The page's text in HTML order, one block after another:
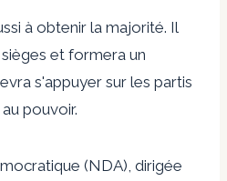
à obtenir la majorité. Il
et formera un
s'appuyer sur les partis
pouvoir.
(NDA), dirigée